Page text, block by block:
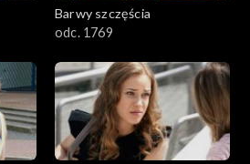
Barwy szczęścia
odc. 1769